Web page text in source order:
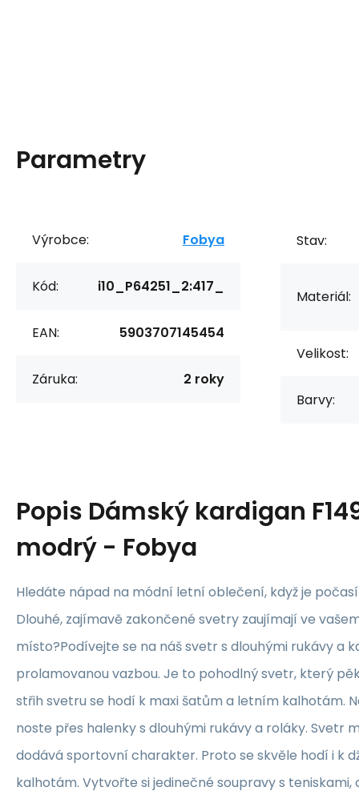
Parametry
Výrobce: Fobya
Kód: i10_P64251_2:417_
EAN: 5903707145454
Záruka: 2 roky
Stav:
Materiál:
Velikost:
Barvy:
Popis Dámský kardigan
modrý - Fobya
Hledáte nápad na módní letní oblečení, když je
Dlouhé, zajímavě zakončené svetry zaujímají ve
místo?Podívejte se na náš svetr s dlouhými rukávy a
prolamovanou vazbou. Je to pohodlný svetr, který
střih svetru se hodí k maxi šatům a letním kalhotám.
noste přes halenky s dlouhými rukávy a roláky. Svetr
dodává sportovní charakter. Proto se skvěle hodí i k
kalhotám. Vytvořte si jedinečné soupravy s teniskami,